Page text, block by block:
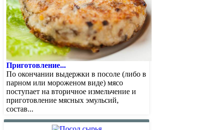
Приготовление...
По окончании выдержки в посоле (либо в
парном или мороженом виде) мясо
поступает на вторичное измельчение и
приготовление мясных эмульсий,
состав...